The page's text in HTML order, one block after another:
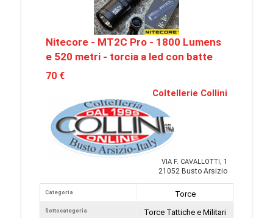
Nitecore - MT2C Pro - 1800 Lumens
e 520 metri - torcia a led con batte
70 €
Coltellerie Collini
VIA F. CAVALLOTTI, 1
21052 Busto Arsizio
Categoria
Sottocategoria
Torce
Torce Tattiche e Militari